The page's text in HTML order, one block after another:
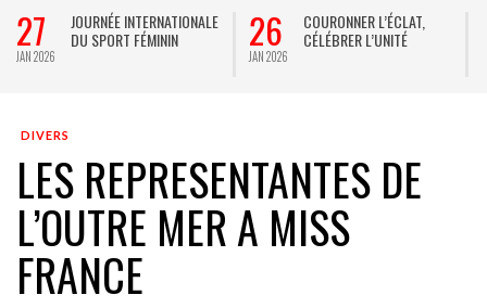
27
JAN 2026
JOURNÉE INTERNATIONALE
DU SPORT FÉMININ
26
JAN 2026
COURONNER L’ÉCLAT,
CÉLÉBRER L’UNITÉ
DIVERS
LES REPRESENTANTES DE
L’OUTRE MER A MISS
FRANCE